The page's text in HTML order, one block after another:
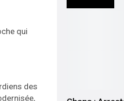
qui
des